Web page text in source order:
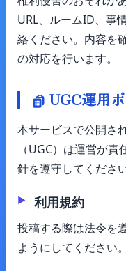
URL、ルームID、事
絡ください。内容を
の対応を行います。
UGC運用
本サービスで公開さ
（UGC）は運営が
針を遵守してください
利用規約
投稿する際は法令を
ようにしてください。